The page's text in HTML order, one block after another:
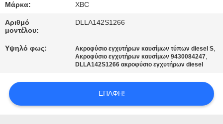
ΜΑΣ
ΕΛΆΤΕ
ΣΕ
ΜΕ
ΕΙΔΉΣΕΙΣ
Μάρκα: XBC
Αριθμό
μοντέλου:
DLLA142S1266
Υψηλό φως: Ακροφύσιο εγχυτήρων καυσίμων τύπων diesel S,
Ακροφύσιο εγχυτήρων καυσίμων 9430084247,
DLLA142S1266 ακροφύσιο εγχυτήρων diesel
ΕΠΑΦΉ!